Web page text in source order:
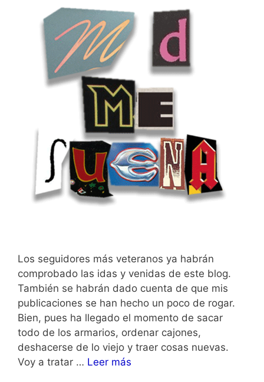
Los seguidores más veteranos ya habrán
comprobado las idas y venidas de este blog.
También se habrán dado cuenta de que mis
publicaciones se han hecho un poco de rogar.
Bien, pues ha llegado el momento de sacar
todo de los armarios, ordenar cajones,
deshacerse de lo viejo y traer cosas nuevas.
Voy a tratar … Leer más